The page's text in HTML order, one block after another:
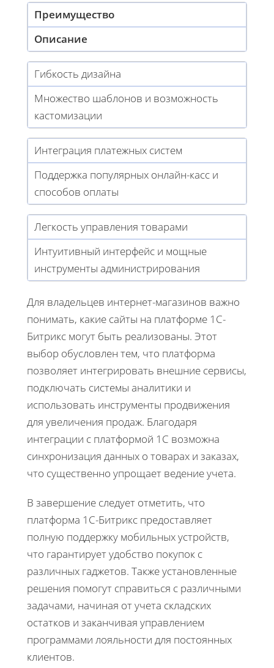
Преимущество
Описание
Гибкость дизайна
Множество шаблонов и возможность
кастомизации
Интеграция платежных систем
Поддержка популярных онлайн-касс и
способов оплаты
Легкость управления товарами
Интуитивный интерфейс и мощные
инструменты администрирования
Для владельцев интернет-магазинов важно
понимать, какие сайты на платформе 1С-
Битрикс могут быть реализованы. Этот
выбор обусловлен тем, что платформа
позволяет интегрировать внешние сервисы,
подключать системы аналитики и
использовать инструменты продвижения
для увеличения продаж. Благодаря
интеграции с платформой 1С возможна
синхронизация данных о товарах и заказах,
что существенно упрощает ведение учета.
В завершение следует отметить, что
платформа 1С-Битрикс предоставляет
полную поддержку мобильных устройств,
что гарантирует удобство покупок с
различных гаджетов. Также установленные
решения помогут справиться с различными
задачами, начиная от учета складских
остатков и заканчивая управлением
программами лояльности для постоянных
клиентов.